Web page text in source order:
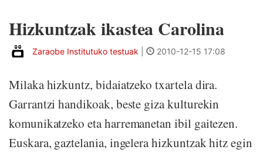
Hizkuntzak ikastea Carolina
Zaraobe Institutuko testuak 2010-12-15 17:08
Milaka hizkuntz, bidaiatzeko txartela dira.
Garrantzi handikoak, beste giza kulturekin
komunikatzeko eta harremanetan ibil gaitezen.
Euskara, gaztelania, ingelera hizkuntzak hitz egin